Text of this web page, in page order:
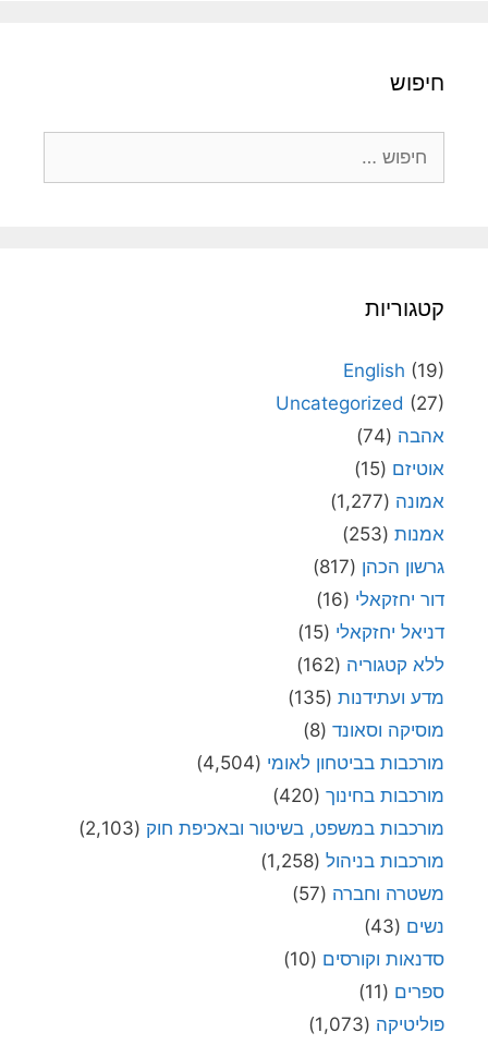
חיפוש
קטגוריות
English (19)
Uncategorized (27)
אהבה (74)
אוטיזם (15)
אמונה (1,277)
אמנות (253)
גרשון הכהן (817)
דור יחזקאלי (16)
דניאל יחזקאלי (15)
ללא קטגוריה (162)
מדע ועתידנות (135)
מוסיקה וסאונד (8)
מורכבות בביטחון לאומי (4,504)
מורכבות בחינוך (420)
מורכבות במשפט, בשיטור ובאכיפת חוק (2,103)
מורכבות בניהול (1,258)
משטרה וחברה (57)
נשים (43)
סדנאות וקורסים (10)
ספרים (11)
פוליטיקה (1,073)